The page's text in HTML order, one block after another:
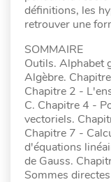
définitions, les
retrouver une
SOMMAIRE
Outils. Alphabet
Algèbre.
Chapitre 2 -
C. Chapitre 4 -
vectoriels.
Chapitre 7 -
d'équations
de Gauss.
Sommes